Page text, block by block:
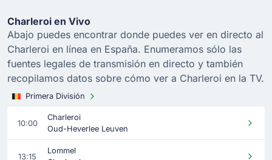
Charleroi en Vivo
Abajo puedes encontrar donde puedes ver en directo al
Charleroi en línea en España. Enumeramos sólo las
fuentes legales de transmisión en directo y también
recopilamos datos sobre cómo ver a Charleroi en la TV.
Primera División
10:00
Charleroi
Oud-Heverlee Leuven
13:15
Lommel